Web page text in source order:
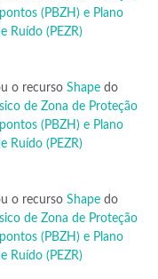
(PBZH) e Plano
Ruído (PEZR)
o recurso Shape do
de Zona de Proteção
(PBZH) e Plano
Ruído (PEZR)
o recurso Shape do
de Zona de Proteção
(PBZH) e Plano
Ruído (PEZR)